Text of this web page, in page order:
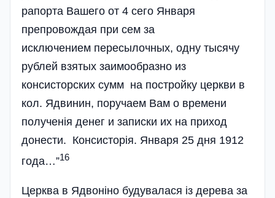
рапорта Вашего от 4 сего Января
препровождая при сем за
исключением пересылочных, одну тысячу
рублей взятых заимообразно из
консисторских сумм на постройку церкви в
кол. Ядвинин, поручаем Вам о времени
полученія денег и записки их на приход
донести. Консисторія. Января 25 дня 1912
года…”16
Церква в Ядвоніно будувалася із дерева за